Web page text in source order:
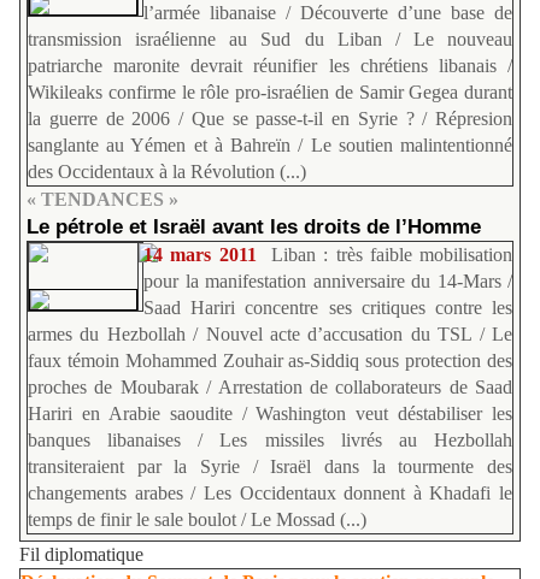
l’armée libanaise / Découverte d’une base de
transmission israélienne au Sud du Liban / Le nouveau
patriarche maronite devrait réunifier les chrétiens libanais /
Wikileaks confirme le rôle pro-israélien de Samir Gegea durant
la guerre de 2006 / Que se passe-t-il en Syrie ? / Répresion
sanglante au Yémen et à Bahreïn / Le soutien malintentionné
des Occidentaux à la Révolution (...)
« TENDANCES »
Le pétrole et Israël avant les droits de l’Homme
14 mars 2011
Liban : très faible mobilisation
pour la manifestation anniversaire du 14-Mars /
Saad Hariri concentre ses critiques contre les
armes du Hezbollah / Nouvel acte d’accusation du TSL / Le
faux témoin Mohammed Zouhair as-Siddiq sous protection des
proches de Moubarak / Arrestation de collaborateurs de Saad
Hariri en Arabie saoudite / Washington veut déstabiliser les
banques libanaises / Les missiles livrés au Hezbollah
transiteraient par la Syrie / Israël dans la tourmente des
changements arabes / Les Occidentaux donnent à Khadafi le
temps de finir le sale boulot / Le Mossad (...)
Fil diplomatique